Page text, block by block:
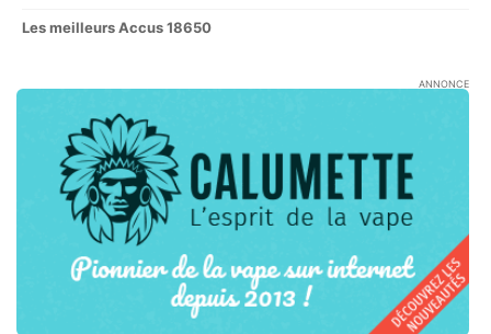
Les meilleurs Accus 18650
ANNONCE